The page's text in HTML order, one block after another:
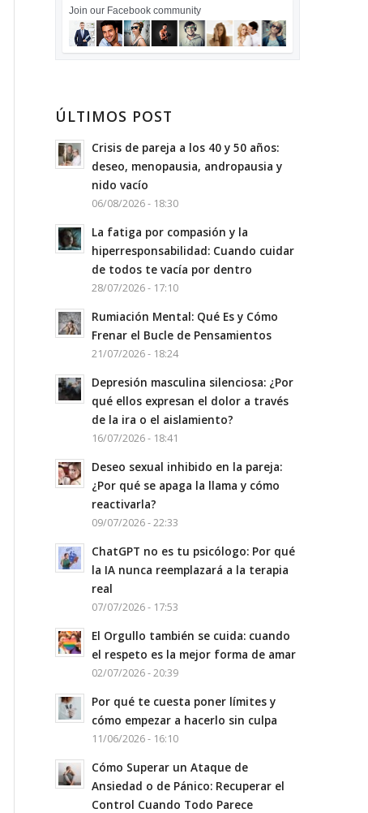
Join our Facebook community
ÚLTIMOS POST
Crisis de pareja a los 40 y 50 años:
deseo, menopausia, andropausia y
nido vacío
06/08/2026 - 18:30
La fatiga por compasión y la
hiperresponsabilidad: Cuando cuidar
de todos te vacía por dentro
28/07/2026 - 17:10
Rumiación Mental: Qué Es y Cómo
Frenar el Bucle de Pensamientos
21/07/2026 - 18:24
Depresión masculina silenciosa: ¿Por
qué ellos expresan el dolor a través
de la ira o el aislamiento?
16/07/2026 - 18:41
Deseo sexual inhibido en la pareja:
¿Por qué se apaga la llama y cómo
reactivarla?
09/07/2026 - 22:33
ChatGPT no es tu psicólogo: Por qué
la IA nunca reemplazará a la terapia
real
07/07/2026 - 17:53
El Orgullo también se cuida: cuando
el respeto es la mejor forma de amar
02/07/2026 - 20:39
Por qué te cuesta poner límites y
cómo empezar a hacerlo sin culpa
11/06/2026 - 16:10
Cómo Superar un Ataque de
Ansiedad o de Pánico: Recuperar el
Control Cuando Todo Parece